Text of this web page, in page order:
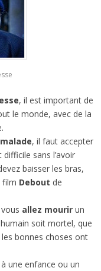
, il est important de
le monde, avec de la
, il faut accepter
sans l’avoir
baisser les bras,
film Debout de
allez mourir un
soit mortel, que
bonnes choses ont
une enfance ou un